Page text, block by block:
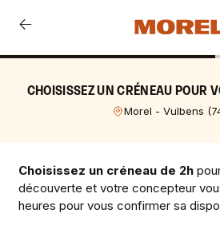
CHOISISSEZ UN CRÉNEAU POUR
Morel - Vulbens (
Choisissez un créneau de 2h
découverte et votre concepteur
heures pour vous confirmer sa